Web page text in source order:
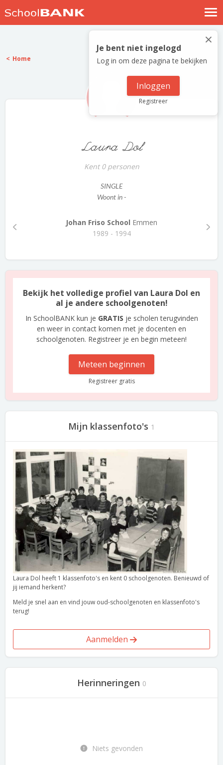
Nostalgische verhalen
Log in
Meld je gratis aan
×
Je bent niet ingelogd
Log in om deze pagina te bekijken
Inloggen
Registreer
Home
Laura Dol
Kent 0 personen
SINGLE
Woont in -
Johan Friso School Emmen
1989 - 1994
Bekijk het volledige profiel van Laura Dol en
al je andere schoolgenoten!
In SchoolBANK kun je GRATIS je scholen terugvinden
en weer in contact komen met je docenten en
schoolgenoten. Registreer je en begin meteen!
Meteen beginnen
Registreer gratis
Mijn klassenfoto's 1
Laura Dol heeft 1 klassenfoto's en kent 0 schoolgenoten. Benieuwd of
jij iemand herkent?
Meld je snel aan en vind jouw oud-schoolgenoten en klassenfoto's
terug!
Aanmelden
Herinneringen 0
Niets gevonden